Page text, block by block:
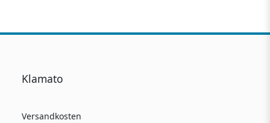
Klamato
Versandkosten